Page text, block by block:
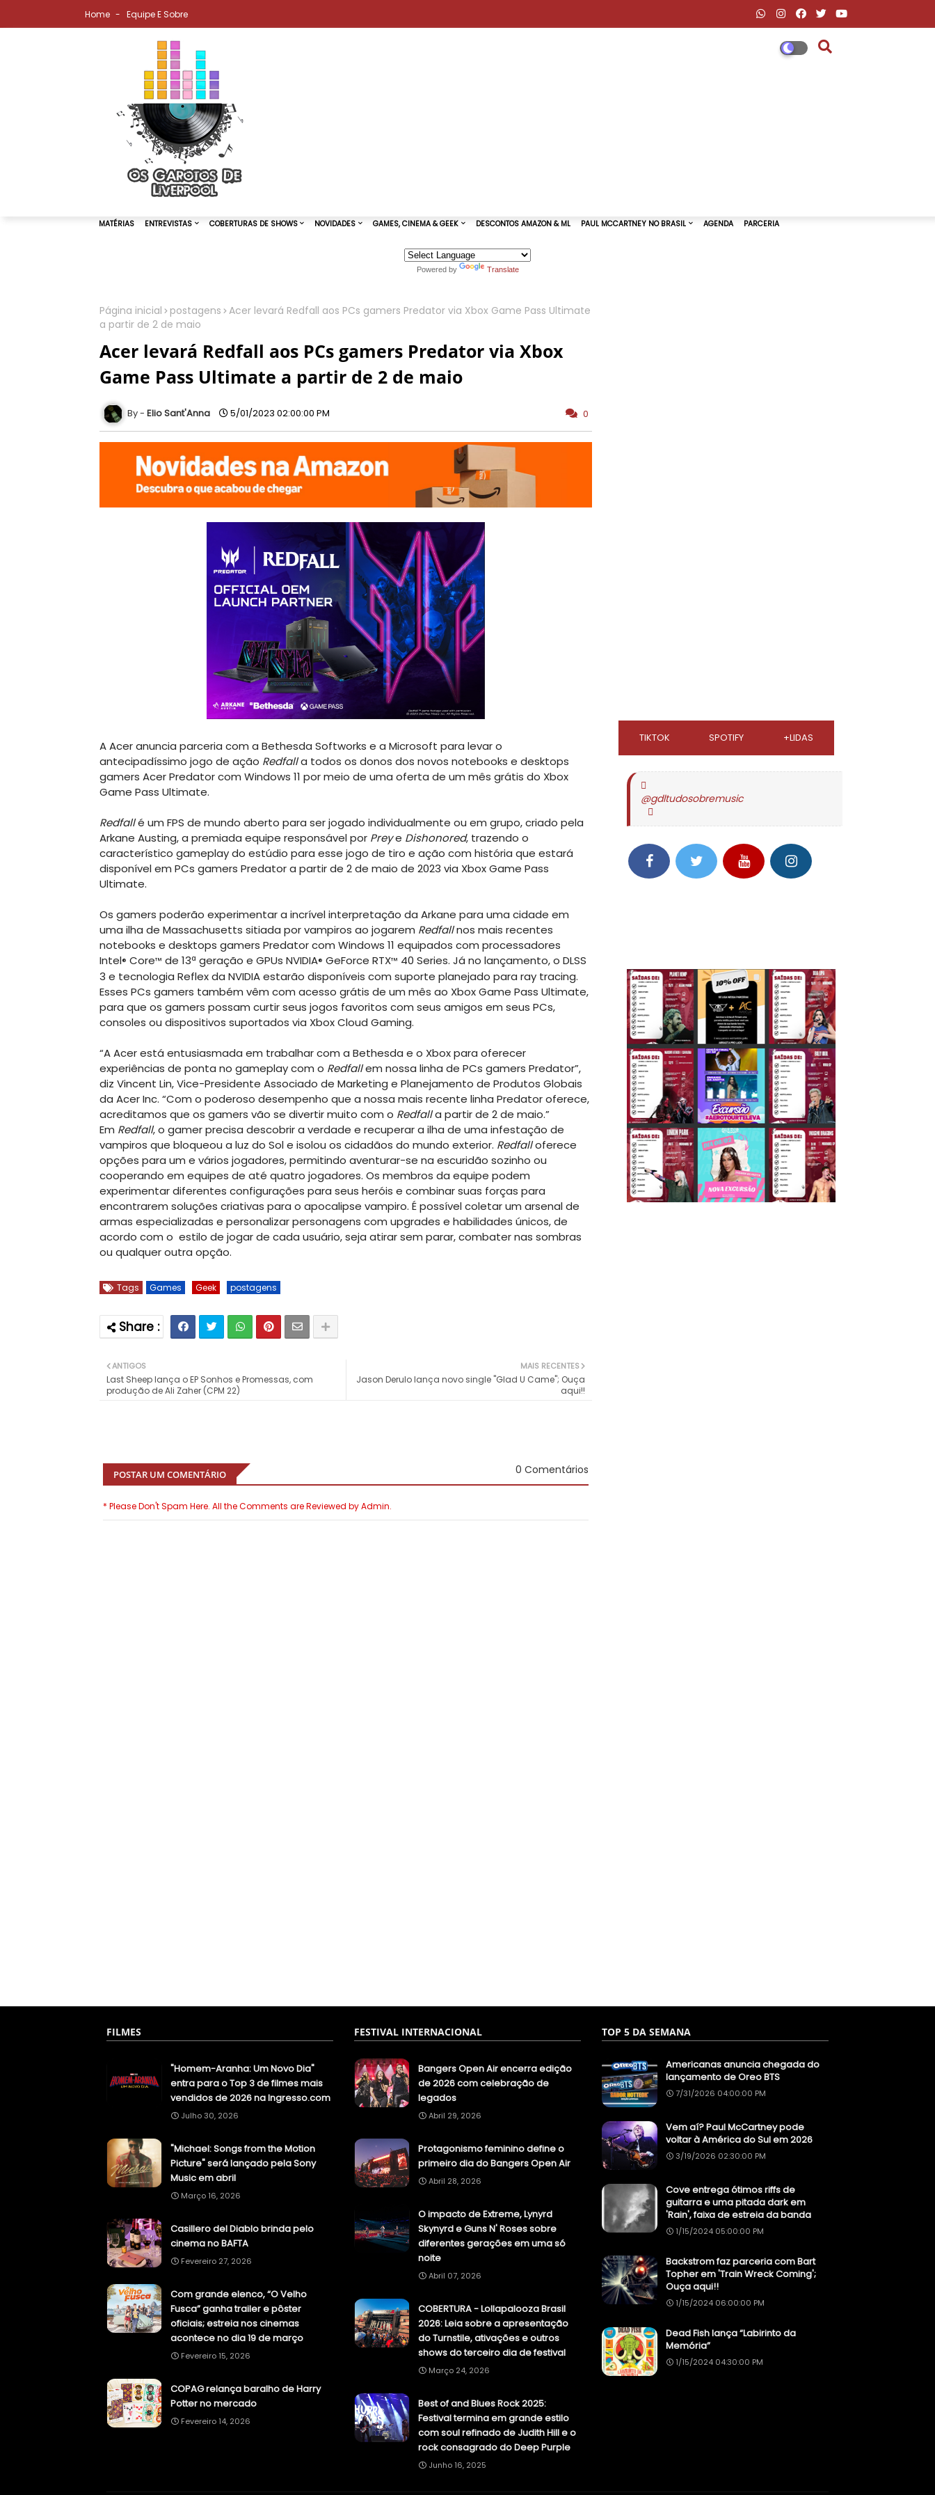
Home Equipe E Sobre
Powered by Translate
Página inicial postagens Acer levará Redfall aos PCs gamers Predator via Xbox Game Pass Ultimate
a partir de 2 de maio
Acer levará Redfall aos PCs gamers Predator via Xbox
Game Pass Ultimate a partir de 2 de maio
Elio Sant'Anna 5/01/2023 02:00:00 PM 0
A Acer anuncia parceria com a Bethesda Softworks e a Microsoft para levar o
antecipadíssimo jogo de ação Redfalla todos os donos dos novos notebooks e desktops
gamers Acer Predator com Windows 11 por meio de uma oferta de um mês grátis do Xbox
Game Pass Ultimate.
Redfallé um FPS de mundo aberto para ser jogado individualmente ou em grupo, criado pela
Arkane Austing, a premiada equipe responsável por Preye Dishonored, trazendo o
característico gameplay do estúdio para esse jogo de tiro e ação com história que estará
disponível em PCs gamers Predator a partir de 2 de maio de 2023 via Xbox Game Pass
Ultimate.
Os gamers poderão experimentar a incrível interpretação da Arkane para uma cidade em
uma ilha de Massachusetts sitiada por vampiros ao jogarem Redfallnos mais recentes
notebooks e desktops gamers Predator com Windows 11 equipados com processadores
Intel® Core™ de 13ª geração e GPUs NVIDIA® GeForce RTX™ 40 Series. Já no lançamento, o DLSS
3 e tecnologia Reflex da NVIDIA estarão disponíveis com suporte planejado para ray tracing.
Esses PCs gamers também vêm com acesso grátis de um mês ao Xbox Game Pass Ultimate,
para que os gamers possam curtir seus jogos favoritos com seus amigos em seus PCs,
consoles ou dispositivos suportados via Xbox Cloud Gaming.
“A Acer está entusiasmada em trabalhar com a Bethesda e o Xbox para oferecer
experiências de ponta no gameplay com o Redfallem nossa linha de PCs gamers Predator”,
diz Vincent Lin, Vice-Presidente Associado de Marketing e Planejamento de Produtos Globais
da Acer Inc. “Com o poderoso desempenho que a nossa mais recente linha Predator oferece,
acreditamos que os gamers vão se divertir muito com o Redfalla partir de 2 de maio.”
Em Redfall, o gamer precisa descobrir a verdade e recuperar a ilha de uma infestação de
vampiros que bloqueou a luz do Sol e isolou os cidadãos do mundo exterior. Redfalloferece
opções para um e vários jogadores, permitindo aventurar-se na escuridão sozinho ou
cooperando em equipes de até quatro jogadores. Os membros da equipe podem
experimentar diferentes configurações para seus heróis e combinar suas forças para
encontrarem soluções criativas para o apocalipse vampiro. É possível coletar um arsenal de
armas especializadas e personalizar personagens com upgrades e habilidades únicos, de
acordo com o estilo de jogar de cada usuário, seja atirar sem parar, combater nas sombras
ou qualquer outra opção.
Tags Games Geek postagens
MAIS RECENTES
Jason Derulo lança novo single "Glad U Came"; Ouça
aqui!!
ANTIGOS
Last Sheep lança o EP Sonhos e Promessas, com
produção de Ali Zaher (CPM 22)
POSTAR UM COMENTÁRIO 0 Comentários
* Please Don't Spam Here. All the Comments are Reviewed by Admin.
TIKTOK SPOTIFY +LIDAS
@gdltudosobremusic
FILMES
"Homem-Aranha: Um Novo Dia"
entra para o Top 3 de filmes mais
vendidos de 2026 na Ingresso.com
Julho 30, 2026
"Michael: Songs from the Motion
Picture" será lançado pela Sony
Music em abril
Março 16, 2026
Casillero del Diablo brinda pelo
cinema no BAFTA
Fevereiro 27, 2026
Com grande elenco, “O Velho
Fusca” ganha trailer e pôster
oficiais; estreia nos cinemas
acontece no dia 19 de março
Fevereiro 15, 2026
COPAG relança baralho de Harry
Potter no mercado
Fevereiro 14, 2026
FESTIVAL INTERNACIONAL
Bangers Open Air encerra edição
de 2026 com celebração de
legados
Abril 29, 2026
Protagonismo feminino define o
primeiro dia do Bangers Open Air
Abril 28, 2026
O impacto de Extreme, Lynyrd
Skynyrd e Guns N' Roses sobre
diferentes gerações em uma só
noite
Abril 07, 2026
COBERTURA - Lollapalooza Brasil
2026: Leia sobre a apresentação
do Turnstile, ativações e outros
shows do terceiro dia de festival
Março 24, 2026
Best of and Blues Rock 2025:
Festival termina em grande estilo
com soul refinado de Judith Hill e o
rock consagrado do Deep Purple
Junho 16, 2025
TOP 5 DA SEMANA
Americanas anuncia chegada do
lançamento de Oreo BTS
7/31/2026 04:00:00 PM
Vem aí? Paul McCartney pode
voltar à América do Sul em 2026
3/19/2026 02:30:00 PM
Cove entrega ótimos riffs de
guitarra e uma pitada dark em
'Rain', faixa de estreia da banda
1/15/2024 05:00:00 PM
Backstrom faz parceria com Bart
Topher em 'Train Wreck Coming';
Ouça aqui!!
1/15/2024 06:00:00 PM
Dead Fish lança “Labirinto da
Memória”
1/15/2024 04:30:00 PM